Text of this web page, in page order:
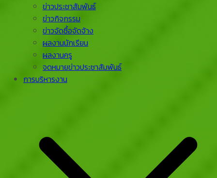
ข่าวประชาสัมพันธ์
ข่าวกิจกรรม
ข่าวจัดซื้อจัดจ้าง
ผลงานนักเรียน
ผลงานครู
จดหมายข่าวประชาสัมพันธ์
การบริหารงาน